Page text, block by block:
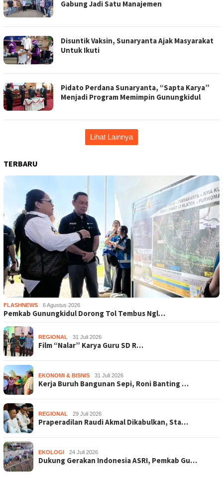
Gabung Jadi Satu Manajemen
Disuntik Vaksin, Sunaryanta Ajak Masyarakat
Untuk Ikuti
Pidato Perdana Sunaryanta, “Sapta Karya”
Menjadi Program Memimpin Gunungkidul
Lihat Lainnya
TERBARU
FLASHNEWS 6 Agustus 2026
Pemkab Gunungkidul Dorong Tol Tembus Ngl…
REGIONAL 31 Juli 2026
Film “Nalar” Karya Guru SD R…
EKONOMI & BISNIS 31 Juli 2026
Kerja Buruh Bangunan Sepi, Roni Banting …
REGIONAL 29 Juli 2026
Praperadilan Raudi Akmal Dikabulkan, Sta…
EKOLOGI 24 Juli 2026
Dukung Gerakan Indonesia ASRI, Pemkab Gu…